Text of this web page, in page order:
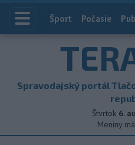
Index
Šport Počasie
Spravodajský portál
Štvrtok 6.
Meniny má